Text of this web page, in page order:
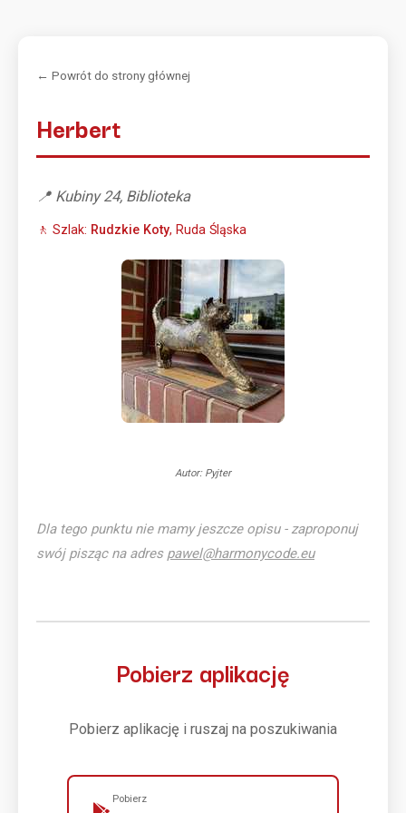
← Powrót do strony głównej
Herbert
📍 Kubiny 24, Biblioteka
🚶 Szlak: Rudzkie Koty, Ruda Śląska
Autor: Pyjter
Dla tego punktu nie mamy jeszcze opisu - zaproponuj
swój pisząc na adres pawel@harmonycode.eu
Pobierz aplikację
Pobierz aplikację i ruszaj na poszukiwania
Pobierz